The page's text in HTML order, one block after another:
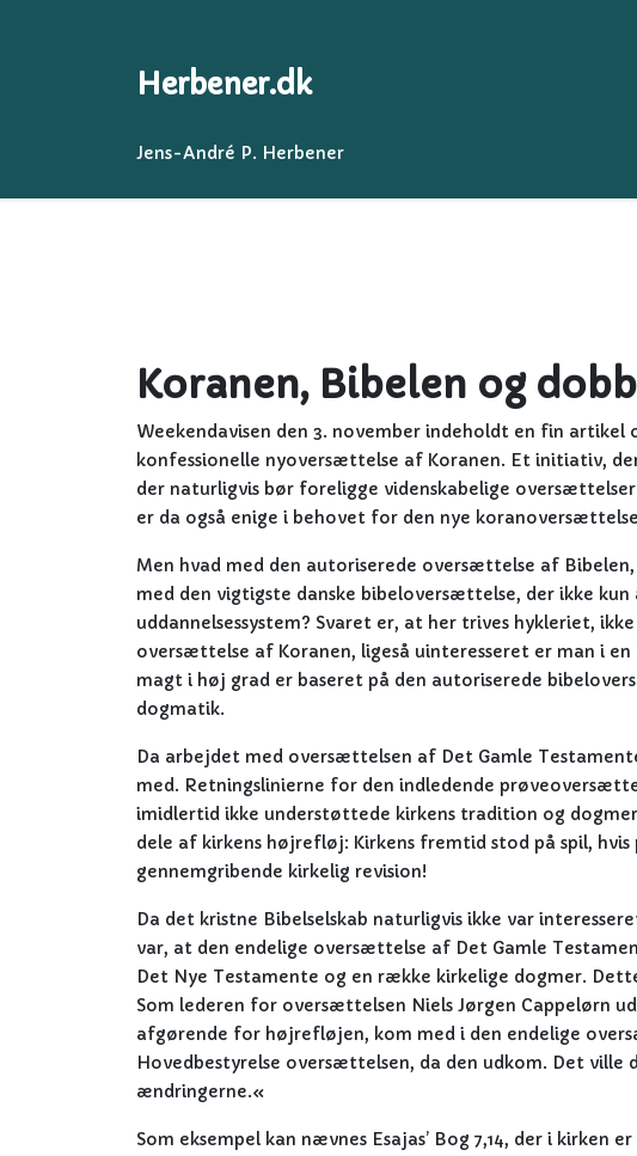
Herbener.dk
Jens-André P. Herbener
Koranen, Bibelen og
Weekendavisen den 3. november indeholdt en fin
konfessionelle nyoversættelse af Koranen. Et initiativ,
der naturligvis bør foreligge videnskabelige
er da også enige i behovet for den nye
Men hvad med den autoriserede oversættelse af
med den vigtigste danske bibeloversættelse, der ikke
uddannelsessystem? Svaret er, at her trives hykleriet,
oversættelse af Koranen, ligeså uinteresseret er man i
magt i høj grad er baseret på den autoriserede
dogmatik.
Da arbejdet med oversættelsen af Det Gamle
med. Retningslinierne for den indledende
imidlertid ikke understøttede kirkens tradition og
dele af kirkens højrefløj: Kirkens fremtid stod på spil,
gennemgribende kirkelig revision!
Da det kristne Bibelselskab naturligvis ikke var
var, at den endelige oversættelse af Det Gamle
Det Nye Testamente og en række kirkelige dogmer.
Som lederen for oversættelsen Niels Jørgen Cappelørn
afgørende for højrefløjen, kom med i den endelige
Hovedbestyrelse oversættelsen, da den udkom. Det
ændringerne.«
Som eksempel kan nævnes Esajas’ Bog 7,14, der i